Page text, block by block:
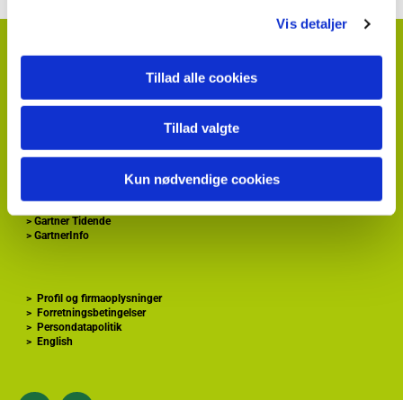
Vis detaljer
Tillad alle cookies
Tillad valgte
Kun nødvendige cookies
+ 4587 40 66 00
> Gartner Tidende
> GartnerInfo
> Profil og firmaoplysninger
> Forretningsbetingelser
> Persondatapolitik
> English